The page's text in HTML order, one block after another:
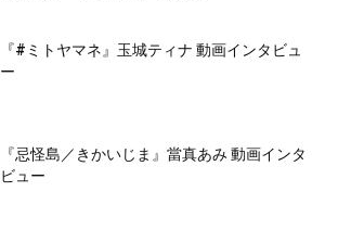
『#ミトヤマネ』玉城ティナ 動画インタビュ
ー
『忌怪島／きかいじま』當真あみ 動画インタ
ビュー